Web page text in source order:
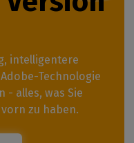
intelligentere
Technologie
- alles, was Sie
zu haben.